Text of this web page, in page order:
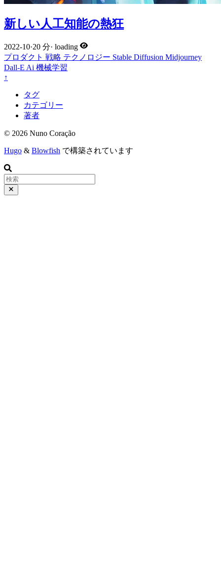
新しい人工知能の熱狂
2022-10·20 分· loading
プロダクト 戦略 テクノロジー Stable Diffusion Midjourney
Dall-E Ai 機械学習
↑
タグ
カテゴリー
著者
© 2026 Nuno Coração
Hugo & Blowfish で構築されています